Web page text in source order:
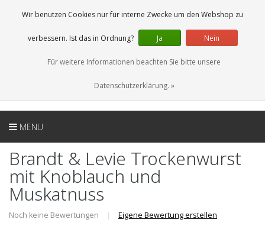
0 Artikel
DE
MENU
Brandt & Levie Trockenwurst
mit Knoblauch und
Muskatnuss
Noch keine Bewertungen | Eigene Bewertung erstellen
Wir benutzen Cookies nur für interne Zwecke um den Webshop zu
verbessern. Ist das in Ordnung? Ja Nein
Für weitere Informationen beachten Sie bitte unsere
Datenschutzerklärung. »